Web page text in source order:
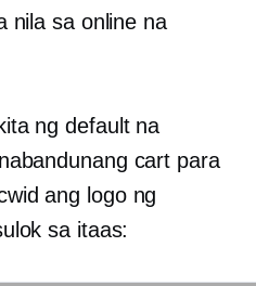
nila sa online na
ng default na
cart para
ang logo ng
sa itaas: